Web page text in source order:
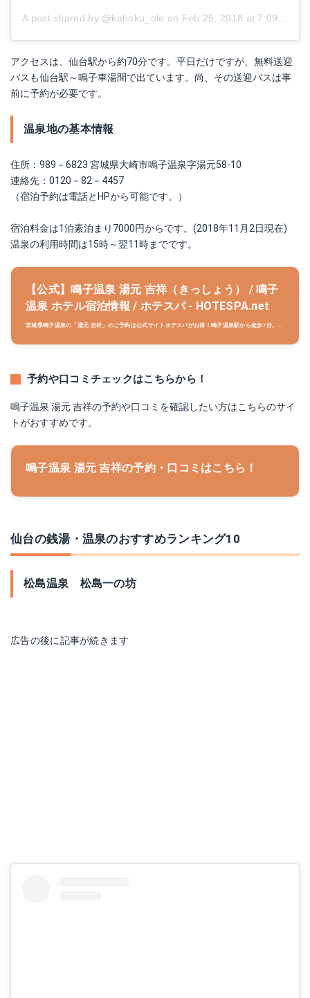
A post shared by @kahoku_ole on Feb 25, 2018 at 7:09pm PST
アクセスは、仙台駅から約70分です。平日だけですが、無料送迎
バスも仙台駅～鳴子車湯間で出ています。尚、その送迎バスは事
前に予約が必要です。
温泉地の基本情報
住所：989－6823 宮城県大崎市鳴子温泉字湯元58-10
連絡先：0120－82－4457
（宿泊予約は電話とHPから可能です。）
宿泊料金は1泊素泊まり7000円からです。(2018年11月2日現在)
温泉の利用時間は15時～翌11時までです。
【公式】鳴子温泉 湯元 吉祥（きっしょう） / 鳴子
温泉 ホテル宿泊情報 / ホテスパ - HOTESPA.net
宮城県鳴子温泉の「湯元 吉祥」のご予約は公式サイトホテスパがお得！鳴子温泉駅から徒歩7分。今
予約や口コミチェックはこちらから！
鳴子温泉 湯元 吉祥の予約や口コミを確認したい方はこちらのサイ
トがおすすめです。
鳴子温泉 湯元 吉祥の予約・口コミはこちら！
仙台の銭湯・温泉のおすすめランキング10
松島温泉 松島一の坊
広告の後に記事が続きます